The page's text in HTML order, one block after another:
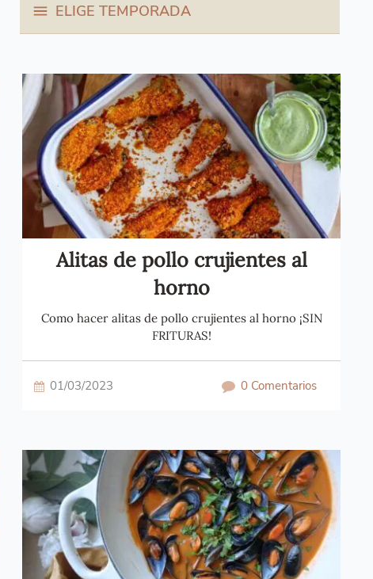
ELIGE TEMPORADA
Alitas de pollo crujientes al
horno
Como hacer alitas de pollo crujientes al horno ¡SIN
FRITURAS!
01/03/2023 0 Comentarios